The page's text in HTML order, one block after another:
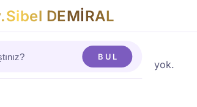
.Sibel DEMİRAL
BUL
Henüz yazı yok.